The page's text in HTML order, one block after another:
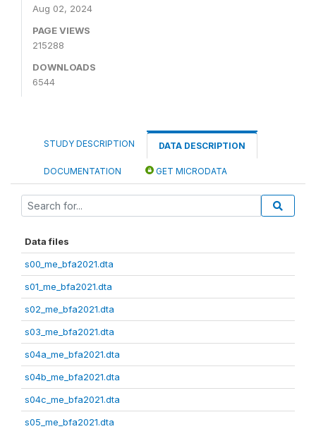
Aug 02, 2024
PAGE VIEWS
215288
DOWNLOADS
6544
STUDY DESCRIPTION DATA DESCRIPTION
DOCUMENTATION GET MICRODATA
Data files
s00_me_bfa2021.dta
s01_me_bfa2021.dta
s02_me_bfa2021.dta
s03_me_bfa2021.dta
s04a_me_bfa2021.dta
s04b_me_bfa2021.dta
s04c_me_bfa2021.dta
s05_me_bfa2021.dta